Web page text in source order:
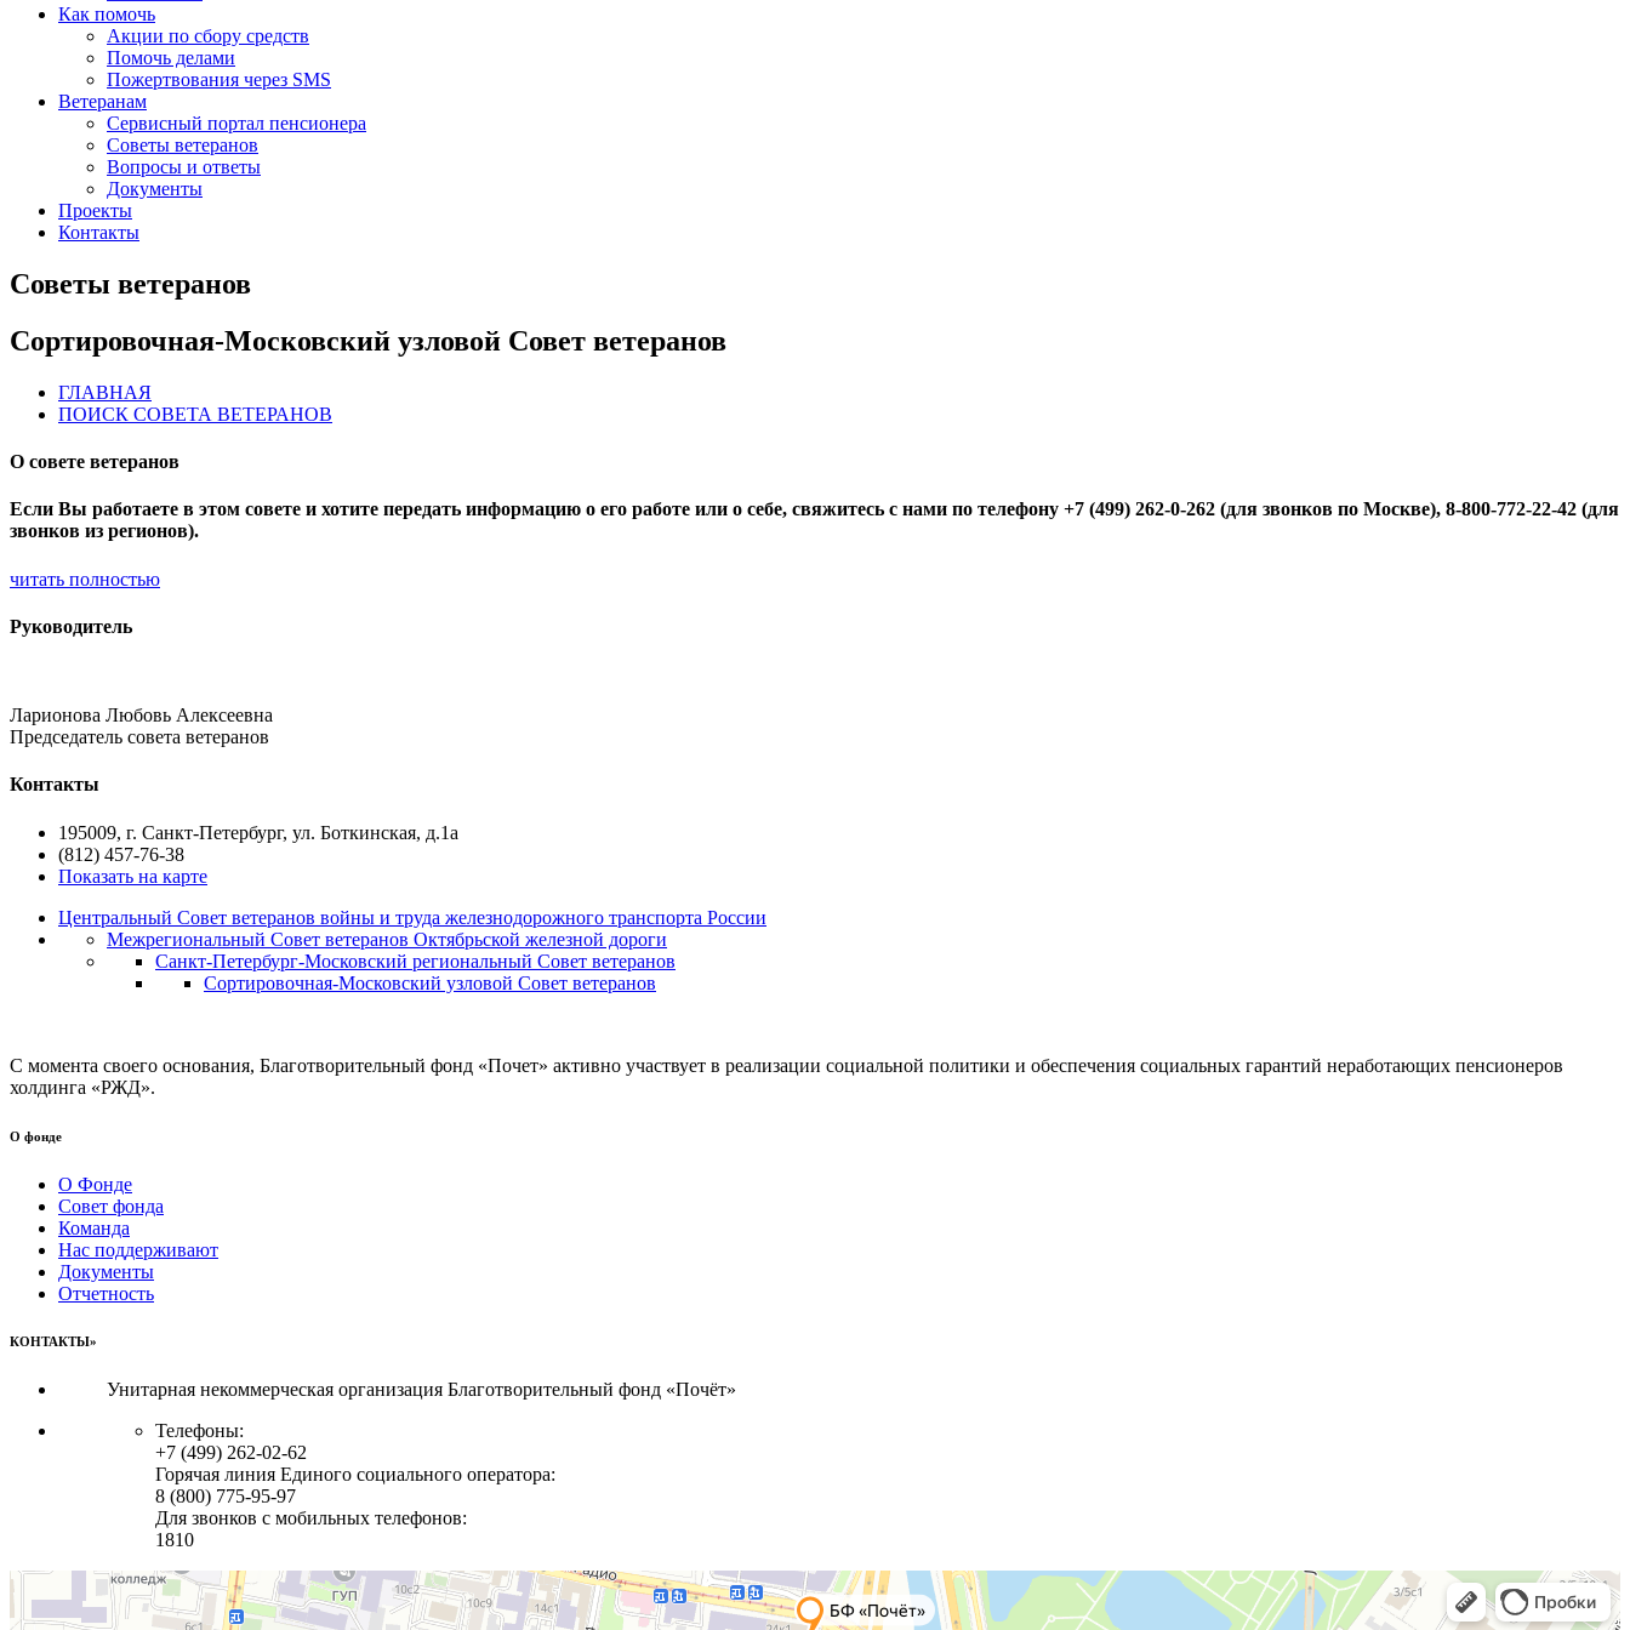
Как помочь
Акции по сбору средств
Помочь делами
Пожертвования через SMS
Ветеранам
Сервисный портал пенсионера
Советы ветеранов
Вопросы и ответы
Документы
Проекты
Контакты
Советы ветеранов
Сортировочная-Московский узловой Совет ветеранов
ГЛАВНАЯ
ПОИСК СОВЕТА ВЕТЕРАНОВ
О совете ветеранов
Если Вы работаете в этом совете и хотите передать информацию о его работе или о себе, свяжитесь с нами по телефону +7 (499) 262-0-262 (для звонков по Москве), 8-800-772-22-42 (для
звонков из регионов).
читать полностью
Руководитель
Ларионова Любовь Алексеевна
Председатель совета ветеранов
Контакты
195009, г. Санкт-Петербург, ул. Боткинская, д.1а
(812) 457-76-38
Показать на карте
Центральный Совет ветеранов войны и труда железнодорожного транспорта России
Межрегиональный Совет ветеранов Октябрьской железной дороги
Санкт-Петербург-Московский региональный Совет ветеранов
Сортировочная-Московский узловой Совет ветеранов
С момента своего основания, Благотворительный фонд «Почет» активно участвует в реализации социальной политики и обеспечения социальных гарантий неработающих пенсионеров
холдинга «РЖД».
О фонде
О Фонде
Совет фонда
Команда
Нас поддерживают
Документы
Отчетность
КОНТАКТЫ»
Унитарная некоммерческая организация Благотворительный фонд «Почёт»
Телефоны:
+7 (499) 262-02-62
Горячая линия Единого социального оператора:
8 (800) 775-95-97
Для звонков с мобильных телефонов:
1810